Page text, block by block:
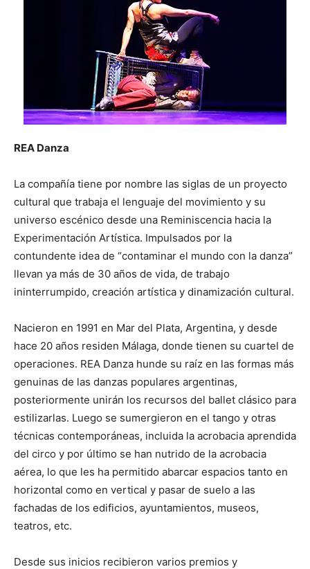
REA Danza
La compañía tiene por nombre las siglas de un proyecto
cultural que trabaja el lenguaje del movimiento y su
universo escénico desde una Reminiscencia hacia la
Experimentación Artística. Impulsados por la
contundente idea de “contaminar el mundo con la danza”
llevan ya más de 30 años de vida, de trabajo
ininterrumpido, creación artística y dinamización cultural.
Nacieron en 1991 en Mar del Plata, Argentina, y desde
hace 20 años residen Málaga, donde tienen su cuartel de
operaciones. REA Danza hunde su raíz en las formas más
genuinas de las danzas populares argentinas,
posteriormente unirán los recursos del ballet clásico para
estilizarlas. Luego se sumergieron en el tango y otras
técnicas contemporáneas, incluida la acrobacia aprendida
del circo y por último se han nutrido de la acrobacia
aérea, lo que les ha permitido abarcar espacios tanto en
horizontal como en vertical y pasar de suelo a las
fachadas de los edificios, ayuntamientos, museos,
teatros, etc.
Desde sus inicios recibieron varios premios y